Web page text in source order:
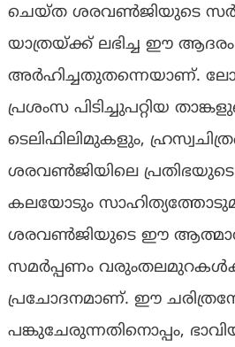
ചെയ്ത ശരവൺജിയുടെ
യാത്രയ്ക്ക് ലഭിച്ച ഈ ആദരം
അർഹിച്ചതുതന്നെയാണ്.
പ്രശംസ പിടിച്ചുപറ്റിയ
ടെലിഫിലിമുകളും,
ശരവൺജിയിലെ
​കലയോടും
ശരവൺജിയുടെ ഈ
സമർപ്പണം
പ്രചോദനമാണ്. ഈ
പങ്കുചേരുന്നതിനൊപ്പം,